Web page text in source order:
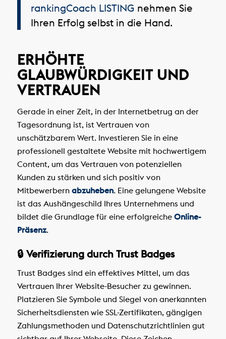
rankingCoach LISTING nehmen Sie
Ihren Erfolg selbst in die Hand.
ERHÖHTE
GLAUBWÜRDIGKEIT UND
VERTRAUEN
Gerade in einer Zeit, in der Internetbetrug an der
Tagesordnung ist, ist Vertrauen von
unschätzbarem Wert. Investieren Sie in eine
professionell gestaltete Website mit hochwertigem
Content, um das Vertrauen von potenziellen
Kunden zu stärken und sich positiv von
Mitbewerbern abzuheben. Eine gelungene Website
ist das Aushängeschild Ihres Unternehmens und
bildet die Grundlage für eine erfolgreiche Online-
Präsenz.
🔒 Verifizierung durch Trust Badges
Trust Badges sind ein effektives Mittel, um das
Vertrauen Ihrer Website-Besucher zu gewinnen.
Platzieren Sie Symbole und Siegel von anerkannten
Sicherheitsdiensten wie SSL-Zertifikaten, gängigen
Zahlungsmethoden und Datenschutzrichtlinien gut